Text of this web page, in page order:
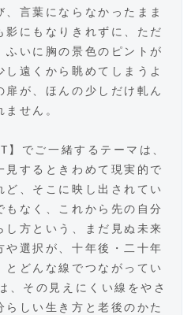
言葉にならなかったまま
影にもなりきれずに、ただ
ふいに胸の景色のピントが
遠くから眺めてしまうよ
扉が、ほんの少しだけ軋ん
せん。
】でご一緒するテーマは、
見するときわめて現実的で
、そこに映し出されてい
もなく、これから先の自分
し方という、まだ見ぬ未来
や選択が、十年後・二十年
どんな線でつながってい
、その見えにくい線をやさ
らしい生き方と老後のかた